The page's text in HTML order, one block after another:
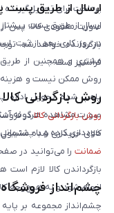
پرداخت برای
صورت مفقودی کالا، پس
فرانشیز است.
ارسال از طریق پست
ارسال از طریق پست
در روز کاری بعد از ثبت،
مشتری و همچنین از
پلمپ شده تحویل اداره
صورت مشاهده هرگونه
خودداری کرده و با
روش بازگردانی کالا
روش بازگردانی کالادر
کالای خریداری شده
ضمانت را می‌توانید در
بازگرداندن کالا لازم
انجام شود و به هیچ‌وجه
چشم‌انداز
چشم‌انداز مجموعه بر